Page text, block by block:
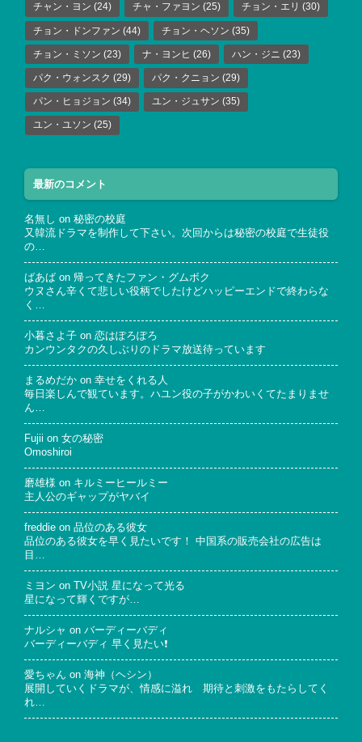
チャン・ヨン (24) チャ・ファヨン (25) チョン・エリ (30)
チョン・ドンファン (44) チョン・ヘソン (35)
チョン・ミソン (23) ナ・ヨンヒ (26) ハン・ジニ (23)
パク・ウォンスク (29) パク・クニョン (29)
パン・ヒョジョン (34) ユン・ジュサン (35)
ユン・ユソン (25)
最新のコメント
名無し on 秘密の校庭
又韓流ドラマを制作して下さい。次回からは秘密の校庭で生徒役
の…
ばあば on 帰ってきたファン・グムボク
ウヌさん辛くて悲しい役柄でしたけどハッピーエンドで終わらな
く…
小暮さよ子 on 恋はぽろぽろ
カンウンタクの久しぶりのドラマ放送待っています
まるめだか on 幸せをくれる人
毎日楽しんで観ています。ハユン役の子がかわいくてたまりませ
ん…
Fujii on 女の秘密
Omoshiroi
磨雄様 on キルミーヒールミー
主人公のギャップがヤバイ
freddie on 品位のある彼女
品位のある彼女を早く見たいです！ 中国系の販売会社の広告は
目…
ミヨン on
TV小説 星になって光る
星になって輝くですが…
ナルシャ on バーディーバディ
バーディーバディ 早く見たい❗
愛ちゃん on 海神（ヘシン）
展開していくドラマが、情感に溢れ 期待と刺激をもたらしてく
れ…